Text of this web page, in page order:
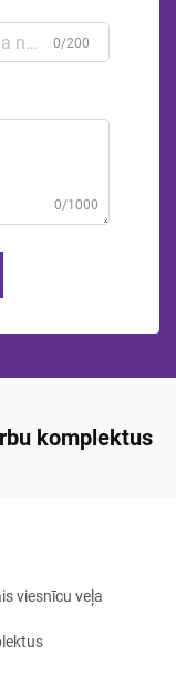
0/200
0/1000
komplektus
viesnīcu veļa